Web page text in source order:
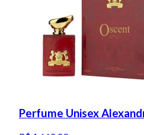
Perfume Unisex